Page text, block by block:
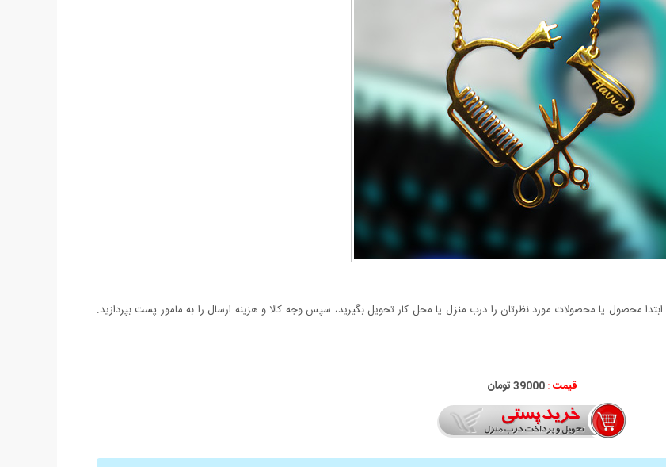
محصول یا محصولات مورد نظرتان را درب منزل یا محل کار تحویل بگیرید، سپس وجه کالا و هزینه ارسال را به مامور پست بپردازید.
قیمت : 39000 تومان